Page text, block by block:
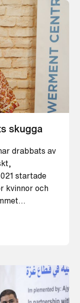
skugga
drabbats av
startade
kvinnor och